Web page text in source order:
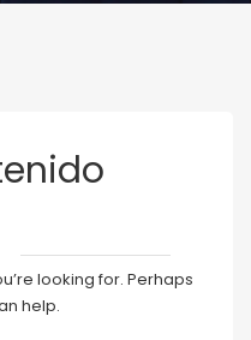
looking for. Perhaps
help.